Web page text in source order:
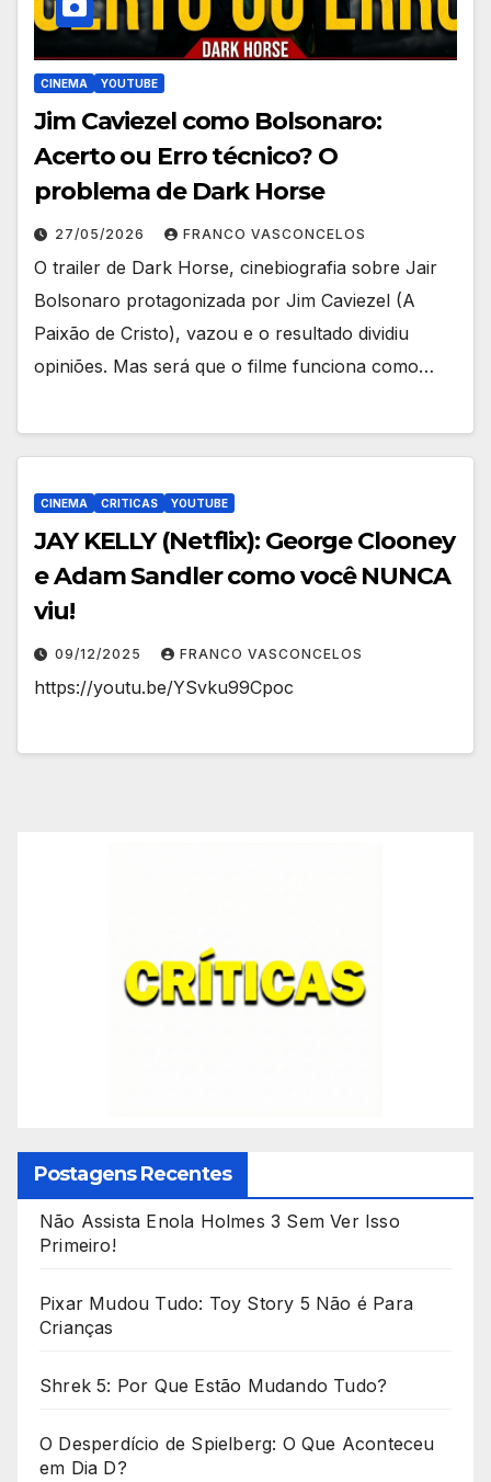
CINEMA YOUTUBE
Jim Caviezel como Bolsonaro:
Acerto ou Erro técnico? O
problema de Dark Horse
27/05/2026 FRANCO VASCONCELOS
O trailer de Dark Horse, cinebiografia sobre Jair
Bolsonaro protagonizada por Jim Caviezel (A
Paixão de Cristo), vazou e o resultado dividiu
opiniões. Mas será que o filme funciona como…
CINEMA CRITICAS YOUTUBE
JAY KELLY (Netflix): George Clooney
e Adam Sandler como você NUNCA
viu!
09/12/2025 FRANCO VASCONCELOS
https://youtu.be/YSvku99Cpoc
Postagens Recentes
Não Assista Enola Holmes 3 Sem Ver Isso
Primeiro!
Pixar Mudou Tudo: Toy Story 5 Não é Para
Crianças
Shrek 5: Por Que Estão Mudando Tudo?
O Desperdício de Spielberg: O Que Aconteceu
em Dia D?